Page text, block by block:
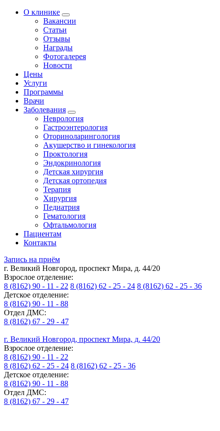
О клинике
Вакансии
Статьи
Отзывы
Награды
Фотогалерея
Новости
Цены
Услуги
Программы
Врачи
Заболевания
Неврология
Гастроэнтерология
Оториноларингология
Акушерство и гинекология
Проктология
Эндокринология
Детская хирургия
Детская ортопедия
Терапия
Хирургия
Педиатрия
Гематология
Офтальмология
Пациентам
Контакты
Запись на приём
г. Великий Новгород, проспект Мира, д. 44/20
Взрослое отделение:
8 (8162) 90 - 11 - 22 8 (8162) 62 - 25 - 24 8 (8162) 62 - 25 - 36
Детское отделение:
8 (8162) 90 - 11 - 88
Отдел ДМС:
8 (8162) 67 - 29 - 47
г. Великий Новгород, проспект Мира, д. 44/20
Взрослое отделение:
8 (8162) 90 - 11 - 22
8 (8162) 62 - 25 - 24 8 (8162) 62 - 25 - 36
Детское отделение:
8 (8162) 90 - 11 - 88
Отдел ДМС:
8 (8162) 67 - 29 - 47